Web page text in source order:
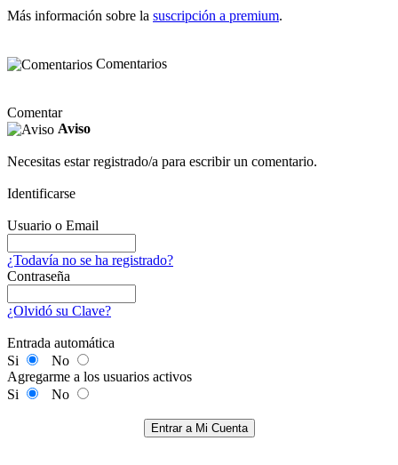
Más información sobre la suscripción a premium.
Comentarios
Comentar
Aviso
Necesitas estar registrado/a para escribir un comentario.
Identificarse
Usuario o Email
¿Todavía no se ha registrado?
Contraseña
¿Olvidó su Clave?
Entrada automática
Si
No
Agregarme a los usuarios activos
Si
No
Entrar a Mi Cuenta